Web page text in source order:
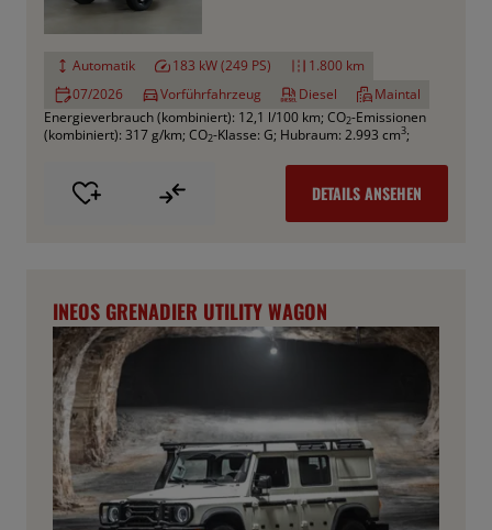
Automatik 183 kW (249 PS)
1.800 km
07/2026
Vorführfahrzeug Diesel
Maintal
Energieverbrauch (kombiniert): 12,1 l/100 km; CO2-Emissionen
(kombiniert): 317 g/km; CO2-Klasse: G; Hubraum: 2.993 cm3;
DETAILS ANSEHEN
INEOS GRENADIER UTILITY WAGON